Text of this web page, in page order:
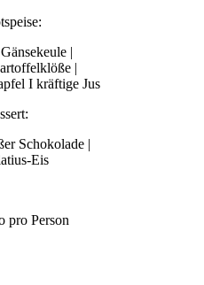
|
|
I kräftige Jus
Schokolade |
Eis
pro Person